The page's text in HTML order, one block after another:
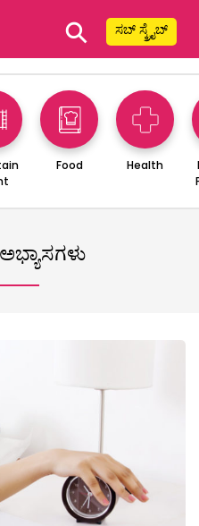
⚲ ಸಬ್ ಸ್ಕ್ರೈಬ್
Food Health